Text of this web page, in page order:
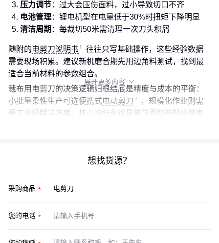
压力调节：过大会压伤面料，过小导致切口不齐
电池管理：锂电机型在电量低于30%时扭矩下降明显
清洁周期 ：每裁切50米需清理一次刀头积屑
随附的电剪刀说明书
往往只写基础操作，这些经验数据
需要现场积累。建议新机磨合期先用边角料测试，找到最
适合当前材料的参数组合。
裁布用电剪刀的决策逻辑归根结底是精度与成本的平衡：
小批量柔性生产可选便携式电动剪刀
，规模化作业则需
要工业级解决方案。核心指标永远是单位面积布料损耗率
展开更多内容 
想找货源？
采购商品
您的电话